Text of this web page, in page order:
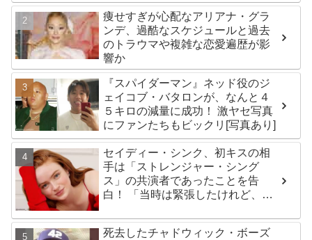
痩せすぎが心配なアリアナ・グラ
ンデ、過酷なスケジュールと過去
のトラウマや複雑な恋愛遍歴が影
響か
『スパイダーマン』ネッド役のジ
ェイコブ・バタロンが、なんと４
５キロの減量に成功！ 激ヤセ写真
にファンたちもビックリ[写真あり]
セイディー・シンク、初キスの相
手は「ストレンジャー・シング
ス」の共演者であったことを告
白！ 「当時は緊張したけれど、い
死去したチャドウィック・ボーズ